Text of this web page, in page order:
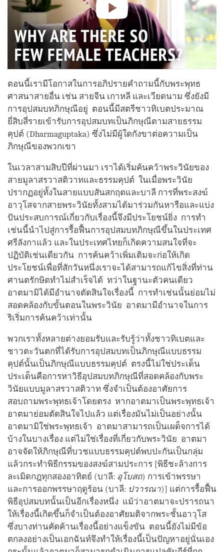
ตอนนี้เรามีโอกาสในการอภิปรายคำถามนี้กับพระพุทธ
ศาสนาสายอื่น เช่น สายจีน เกาหลี และเวียดนาม ซึ่งยังมี
การอุปสมบทภิกษุณีอยู่ ตอนนี้มีสตรีชาวทิเบตประมาณ
ยี่สิบสี่รายเข้ารับการอุปสมบทเป็นภิกษุณีตามสายธรรม
คุปต์ (Dharmaguptaka) ซึ่งไม่มีผู้ใดกังขาต่อความเป็น
ภิกษุณีของพวกเขา
ในเวลาสามสิบปีที่ผ่านมา เราได้เริ่มค้นคว้าพระวินัยของ
สายมูลาสรวาสติวาทและธรรมคุปต์ ในเมื่อพระวินัย
ปรากฏอยู่ทั้งในสายแบบสันสกฤตและบาลี การที่พระสงฆ์
อาวุโสจากสายพระวินัยทั้งสามได้มาร่วมกันหารือและแบ่ง
ปันประสบการณ์เกี่ยวกับเรื่องนี้จึงมีประโยชน์ยิ่ง การทำ
เช่นนี้นำไปสู่การรื้อฟื้นการอุปสมบทภิกษุณีขึ้นในประเทศ
ศรีลังกาแล้ว และในประเทศไทยก็เกิดความสนใจที่จะ
ปฏิบัติเช่นเดียวกัน การค้นคว้าเพิ่มเติมจะก่อให้เกิด
ประโยชน์เพื่อที่สักวันหนึ่งเราจะได้สามารถแก้ไขสิ่งที่ท่าน
ศานตรักษิตทำไม่สำเร็จได้ ทว่าในฐานะตัวคนเดียว
อาตมามิได้มีอำนาจตัดสินใจเรื่องนี้ การทำเช่นนั้นย่อมไม่
สอดคล้องกับขั้นตอนในพระวินัย อาตมามีอำนาจในการ
ริเริ่มการค้นคว้าเท่านั้น
พวกเราทั้งหลายต่างยอมรับและรับรู้ว่าทั้งชาวทิเบตและ
ชาวตะวันตกที่ได้รับการอุปสมบทเป็นภิกษุณีแบบธรรม
คุปต์นั้นเป็นภิกษุณีแบบธรรมคุปต์ ตรงนี้ไม่ใช่ประเด็น
ประเด็นคือการหาวิธีอุปสมบทภิกษุณีที่สอดคล้องกับพระ
วินัยแบบมูลาสรวาสติวาท ซึ่งจำเป็นต้องอาศัยการ
สอบถามพระพุทธเจ้าโดยตรง หากอาตมาเป็นพระพุทธเจ้า
อาตมาย่อมตัดสินใจไปแล้ว แต่เรื่องมันไม่เป็นอย่างนั้น
อาตมามิใช่พระพุทธเจ้า อาตมาสามารถเป็นเผด็จการได้
บ้างในบางเรื่อง แต่ไม่ใช่เรื่องที่เกี่ยวกับพระวินัย อาตมา
อาจจัดให้ภิกษุณีที่บวชแบบธรรมคุปต์พบปะกันเป็นกลุ่ม
แล้วกระทำพิธีกรรมของสงฆ์สามประการ [พิธีชะล้างการ
ละเมิดกฎทุกสองอาทิตย์ (บาลี: อุโบสถ) การเข้าพรรษา
และการออกพรรษาฤดูร้อน (บาลี: ปวารณา)] แต่การรื้อฟื้น
พิธีอุปสมบทนั้นเป็นอีกเรื่องหนึ่ง แม้ว่าอาตมาจะปรารถนา
ให้เรื่องนี้เกิดขึ้นก็จำเป็นต้องอาศัยมติจากพระชั้นอาวุโส
ซึ่งบางท่านคัดค้านเรื่องนี้อย่างแข็งขัน ตอนนี้ยังไม่มีข้อ
ตกลงอย่างเป็นเอกฉันท์จึงทำให้เรื่องนี้เป็นปัญหาอยู่นั่นเอง